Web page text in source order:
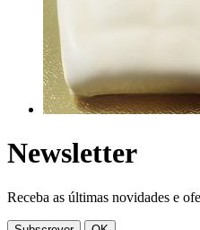
Newsletter
Receba as últimas novidades e